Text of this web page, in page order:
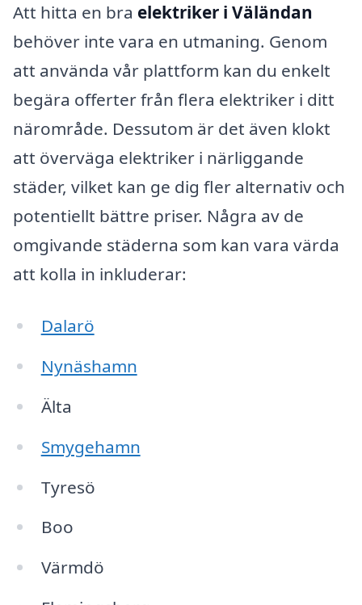
Att hitta en bra elektriker i Väländan
behöver inte vara en utmaning. Genom
att använda vår plattform kan du enkelt
begära offerter från flera elektriker i ditt
närområde. Dessutom är det även klokt
att överväga elektriker i närliggande
städer, vilket kan ge dig fler alternativ och
potentiellt bättre priser. Några av de
omgivande städerna som kan vara värda
att kolla in inkluderar:
Dalarö
Nynäshamn
Älta
Smygehamn
Tyresö
Boo
Värmdö